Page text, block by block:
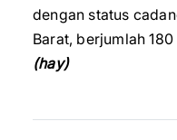
dengan status
Barat, berjumlah
(hay)